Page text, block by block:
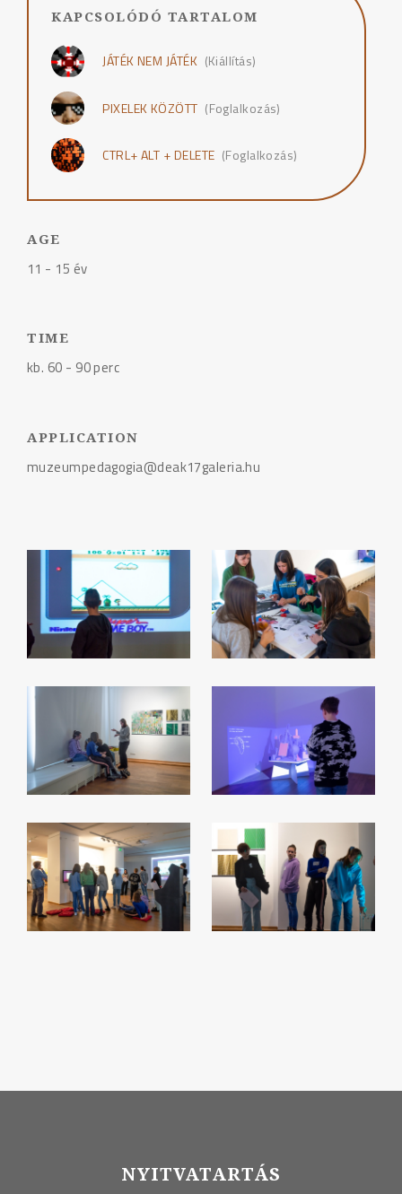
KAPCSOLÓDÓ TARTALOM
JÁTÉK NEM JÁTÉK (Kiállítás)
PIXELEK KÖZÖTT (Foglalkozás)
CTRL+ ALT + DELETE (Foglalkozás)
AGE
11 - 15 év
TIME
kb. 60 - 90 perc
APPLICATION
muzeumpedagogia@deak17galeria.hu
NYITVATARTÁS